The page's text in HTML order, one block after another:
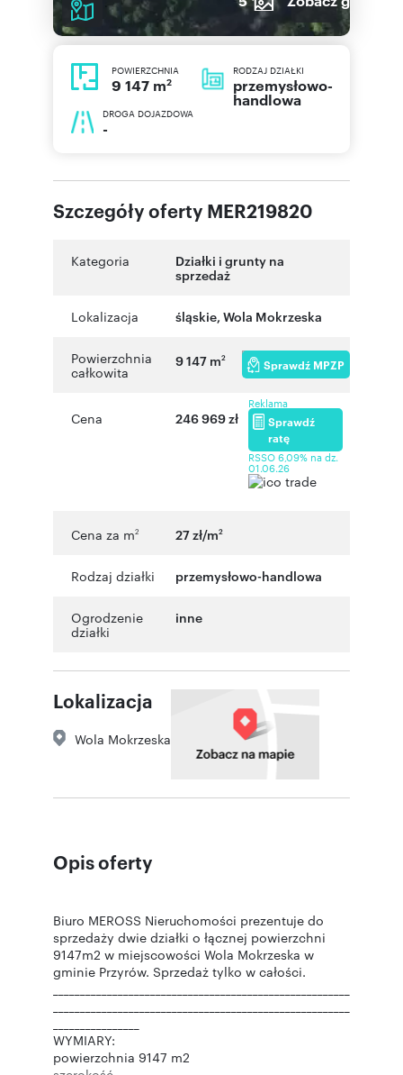
POWIERZCHNIA
9 147 m2
RODZAJ DZIAŁKI
przemysłowo-
handlowa
DROGA DOJAZDOWA
-
Szczegóły oferty MER219820
Kategoria
Działki i grunty na
sprzedaż
Lokalizacja śląskie, Wola Mokrzeska
Powierzchnia
całkowita
9 147 m2 Sprawdź MPZP
Cena 246 969 zł
Reklama
Sprawdź
ratę
RSSO 6,09% na dz.
01.06.26
Cena za m2 27 zł/m2
Rodzaj działki przemysłowo-handlowa
Ogrodzenie
działki
inne
Lokalizacja
Wola Mokrzeska
Opis oferty
Biuro MEROSS Nieruchomości prezentuje do
sprzedaży dwie działki o łącznej powierzchni
9147m2 w miejscowości Wola Mokrzeska w
gminie Przyrów. Sprzedaż tylko w całości.
WYMIARY:
powierzchnia 9147 m2